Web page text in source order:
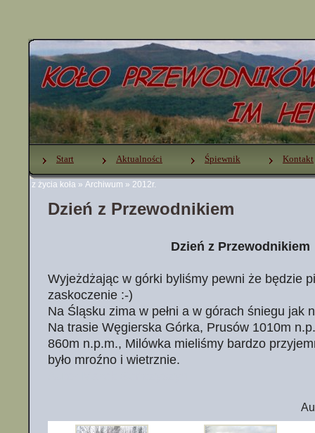
z życia koła » Archiwum » 2012r.
Start Aktualności Śpiewnik Kontakt
Dzień z Przewodnikiem
Dzień z Przewodnikiem
Wyjeżdżając w górki byliśmy pewni że będzie
zaskoczenie :-)
Na Śląsku zima w pełni a w górach śniegu jak
Na trasie Węgierska Górka, Prusów 1010m
860m n.p.m., Milówka mieliśmy bardzo
było mroźno i wietrznie.